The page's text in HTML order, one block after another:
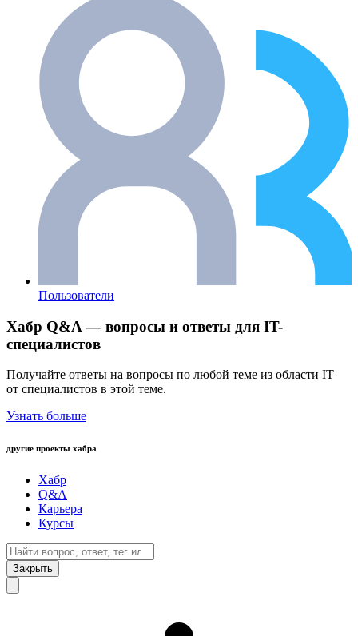
Пользователи
Хабр Q&A — вопросы и ответы для IT-
специалистов
Получайте ответы на вопросы по любой теме из области IT
от специалистов в этой теме.
Узнать больше
другие проекты хабра
Хабр
Q&A
Карьера
Курсы
Закрыть